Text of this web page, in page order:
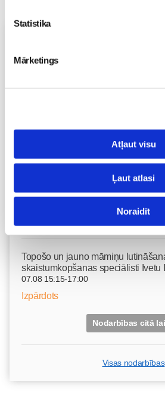
Statistika
Mārketings
Atļaut visu
Ļaut atlasi
Noraidīt
Fizioterapeites Klaudijas Hēlas
06.08 16:00-17:00
Nodarbības citā
Dzemdību sagatavošanas kursi
lekciju cikls no 6.augusta
Brīvo vietu skaits:2
Pieteikties
Topošo un jauno māmiņu
skaistumkopšanas speciālisti Ivetu
07.08 15:15-17:00
Izpārdots
Nodarbības citā
Visas nodarbības